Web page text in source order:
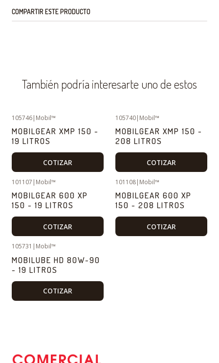
COMPARTIR ESTE PRODUCTO
También podría interesarte uno de estos
105746| Mobil™
MOBILGEAR XMP 150 -
19 LITROS
COTIZAR
105740| Mobil™
MOBILGEAR XMP 150 -
208 LITROS
COTIZAR
101107 | Mobil™
MOBILGEAR 600 XP
150 - 19 LITROS
COTIZAR
101108| Mobil™
MOBILGEAR 600 XP
150 - 208 LITROS
COTIZAR
105731 | Mobil™
MOBILUBE HD 80W-90
- 19 LITROS
COTIZAR